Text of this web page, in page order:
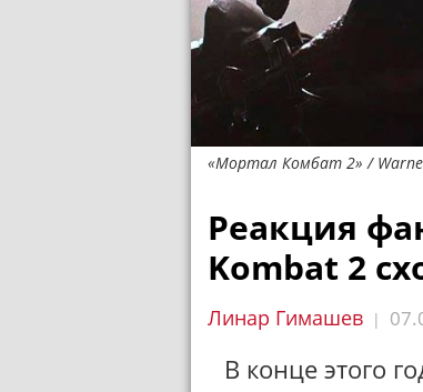
«Мортал Комбат 2» /
Реакция
Kombat 2
Линар Гимашев |
В конце этого